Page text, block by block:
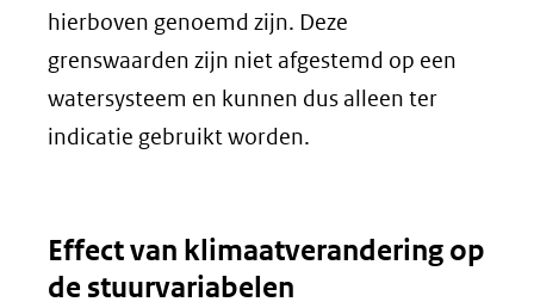
hierboven genoemd zijn. Deze
grenswaarden zijn niet afgestemd op een
watersysteem en kunnen dus alleen ter
indicatie gebruikt worden.
Effect van klimaatverandering op
de stuurvariabelen